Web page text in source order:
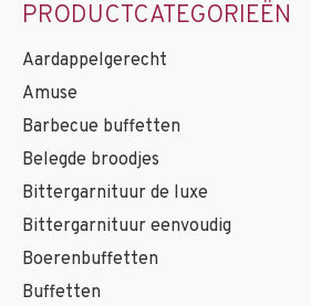
PRODUCTCATEGORIEËN
Aardappelgerecht
Amuse
Barbecue buffetten
Belegde broodjes
Bittergarnituur de luxe
Bittergarnituur eenvoudig
Boerenbuffetten
Buffetten